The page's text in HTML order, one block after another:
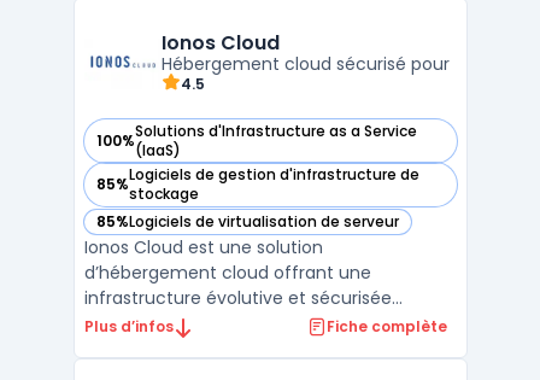
conception garantit une durabilité élevée,
répondant aux besoins infor ...
Ionos Cloud
Hébergement cloud sécurisé pour
4.5
100%Solutions d'Infrastructure as a Service
(IaaS)
— voir Ionos Cloud dans cette catégorie
85%Logiciels de gestion d'infrastructure de
stockage
— voir Ionos Cloud dans cette catégorie
85%Logiciels de virtualisation de serveur
— voir Ionos Cloud dans cette catégorie
Ionos Cloud est une solution
d’hébergement cloud offrant une
infrastructure évolutive et sécurisée
adaptée aux besoins des entreprises. Grâce
Plus d’infos Fiche complète